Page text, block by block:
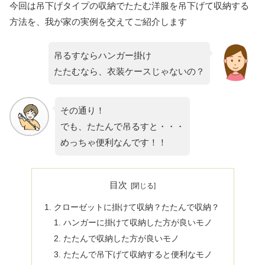
今回は吊下げタイプの収納でたたむ洋服を吊下げて収納する
方法を、我が家の実例を交えてご紹介します
吊るすならハンガー掛け
たたむなら、衣装ケースじゃないの？
その通り！
でも、たたんで吊るすと・・・
めっちゃ便利なんです！！
目次
クローゼットに掛けて収納？たたんで収納？
ハンガーに掛けて収納した方が良いモノ
たたんで収納した方が良いモノ
たたんで吊下げて収納すると便利なモノ